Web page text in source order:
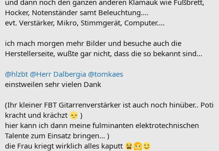
Hocker, Notenständer samt Beleuchtung....
evt. Verstärker, Mikro, Stimmgerät, Computer....
ich mach morgen mehr Bilder und besuche auch die
Herstellerseite, wußte gar nicht, dass die so bekannt sind...
@hlzbt @Herr Dalbergia @tomkaes
einstweilen sehr vielen Dank
(Ihr kleiner FBT Gitarrenverstärker ist auch noch hinüber.. Poti
kracht und krächzt
)
hier kann ich dann meine fulminanten elektrotechnischen
Talente zum Einsatz bringen... )
die Frau kriegt wirklich alles kaputt